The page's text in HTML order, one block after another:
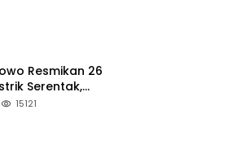
Resmikan 26
Serentak,
Jadi Sorotan
15121